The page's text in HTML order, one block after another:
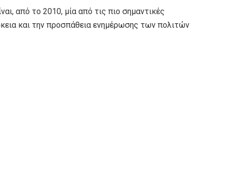
από το 2010, μία από τις πιο σημαντικές
και την προσπάθεια ενημέρωσης των πολιτών